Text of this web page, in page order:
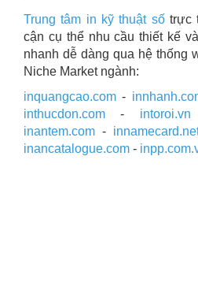
Trung tâm in kỹ thuật sốtrực
cận cụ thể nhu cầu thiết kế
nhanh dễ dàng qua hệ thống
Niche Market ngành:
inquangcao.com -
inthucdon.com - intoroi.vn
inantem.com -
inancatalogue.com -